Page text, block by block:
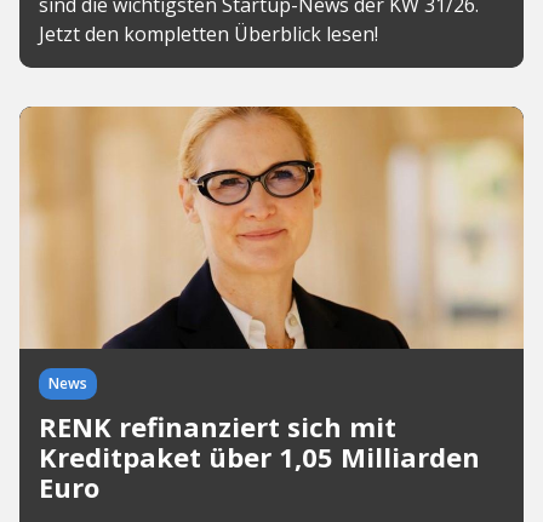
Jetzt den kompletten Überblick lesen!
News
RENK refinanziert sich mit
Kreditpaket über 1,05 Milliarden
Euro